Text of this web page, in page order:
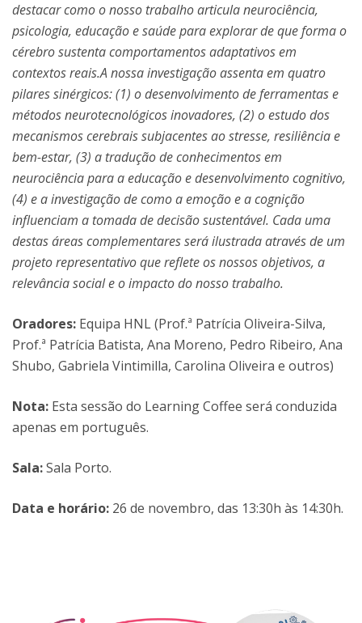
destacar como o nosso trabalho articula neurociência,
psicologia, educação e saúde para explorar de que forma o
cérebro sustenta comportamentos adaptativos em
contextos reais.A nossa investigação assenta em quatro
pilares sinérgicos: (1) o desenvolvimento de ferramentas e
métodos neurotecnológicos inovadores, (2) o estudo dos
mecanismos cerebrais subjacentes ao stresse, resiliência e
bem-estar, (3) a tradução de conhecimentos em
neurociência para a educação e desenvolvimento cognitivo,
(4) e a investigação de como a emoção e a cognição
influenciam a tomada de decisão sustentável. Cada uma
destas áreas complementares será ilustrada através de um
projeto representativo que reflete os nossos objetivos, a
relevância social e o impacto do nosso trabalho.
Oradores: Equipa HNL (Prof.ª Patrícia Oliveira-Silva,
Prof.ª Patrícia Batista, Ana Moreno, Pedro Ribeiro, Ana
Shubo, Gabriela Vintimilla, Carolina Oliveira e outros)
Nota: Esta sessão do Learning Coffee será conduzida
apenas em português.
Sala:Sala Porto.
Data e horário: 26 de novembro, das 13:30h às 14:30h.